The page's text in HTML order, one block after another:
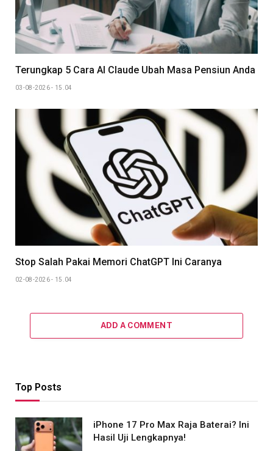
Terungkap 5 Cara AI Claude Ubah Masa Pensiun Anda
03-08-2026 - 15.04
Stop Salah Pakai Memori ChatGPT Ini Caranya
02-08-2026 - 15.04
ADD A COMMENT
Top Posts
iPhone 17 Pro Max Raja Baterai? Ini
Hasil Uji Lengkapnya!